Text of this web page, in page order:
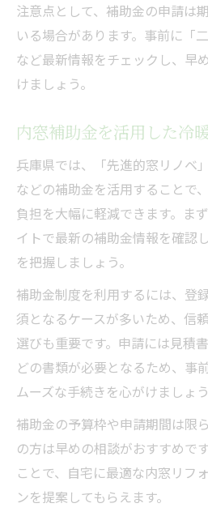
注意点として、補助金の申請は
いる場合があります。事前に「
など最新情報をチェックし、早
けましょう。
内窓補助金を活用した冷
兵庫県では、「先進的窓リノベ
などの補助金を活用することで
負担を大幅に軽減できます。ま
イトで最新の補助金情報を確認
を把握しましょう。
補助金制度を利用するには、登
須となるケースが多いため、信
選びも重要です。申請には見積
どの書類が必要となるため、事
ムーズな手続きを心がけましょう
補助金の予算枠や申請期間は限
の方は早めの相談がおすすめで
ことで、自宅に最適な内窓リフ
ンを提案してもらえます。